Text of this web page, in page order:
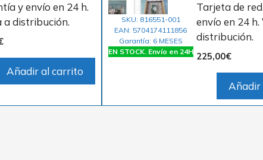
y envío en 24 h.
a distribución.
Añadir al carrito
SKU: 816551-001
EAN: 5704174111856
Garantía: 6 MESES
EN STOCK. Envío en 24H
Tarjeta de
envío en 24 h.
distribución.
225,00€
Añadir